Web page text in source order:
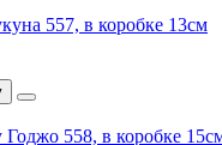
557, в коробке 13см